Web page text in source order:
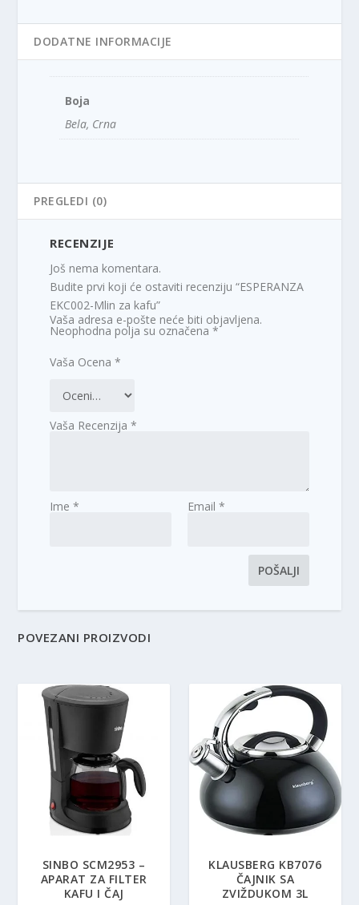
DODATNE INFORMACIJE
Boja
Bela, Crna
PREGLEDI (0)
RECENZIJE
Još nema komentara.
Budite prvi koji će ostaviti recenziju “ESPERANZA
EKC002-Mlin za kafu”
Vaša adresa e-pošte neće biti objavljena.
Neophodna polja su označena*
Vaša Ocena*
Vaša Recenzija*
Ime* Email *
POVEZANI PROIZVODI
SINBO SCM2953 –
APARAT ZA FILTER
KAFU I ČAJ
KLAUSBERG KB7076
ČAJNIK SA
ZVIŽDUKOM 3L